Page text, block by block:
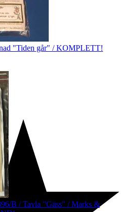
"Tiden går" / KOMPLETT!
B / Tavla "Gäss" / Marks &